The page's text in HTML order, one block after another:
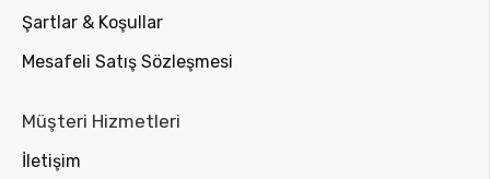
Şartlar & Koşullar
Mesafeli Satış Sözleşmesi
Müşteri Hizmetleri
İletişim